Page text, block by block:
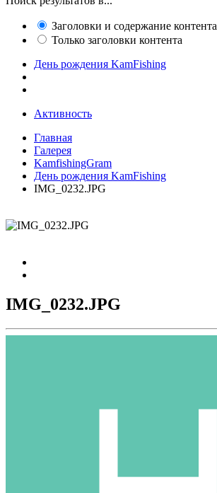
Заголовки и содержание контента
Только заголовки контента
День рождения KamFishing
Активность
Главная
Галерея
KamfishingGram
День рождения KamFishing
IMG_0232.JPG
IMG_0232.JPG